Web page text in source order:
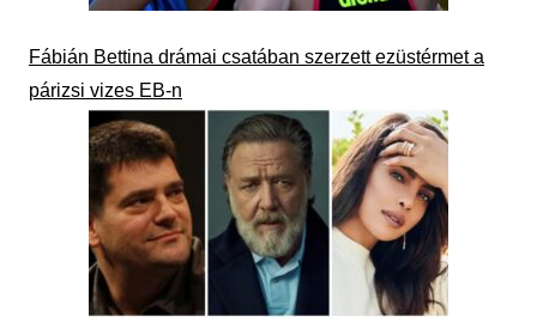
Fábián Bettina drámai csatában szerzett ezüstérmet a
párizsi vizes EB-n